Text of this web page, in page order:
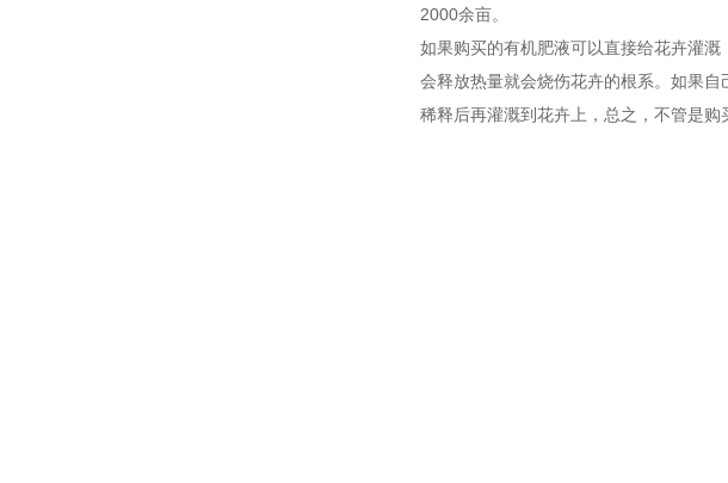
2000余亩。
如果购买的有机肥液可以直接给花卉灌
会释放热量就会烧伤花卉的根系。如果
稀释后再灌溉到花卉上，总之，不管是购